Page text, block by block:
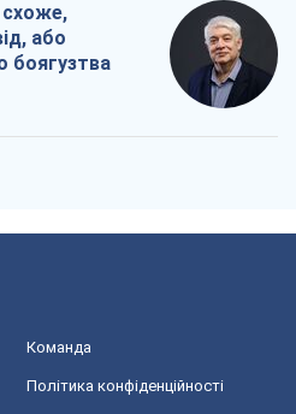
схоже,
або
боягузтва
Команда
Політика конфіденційності